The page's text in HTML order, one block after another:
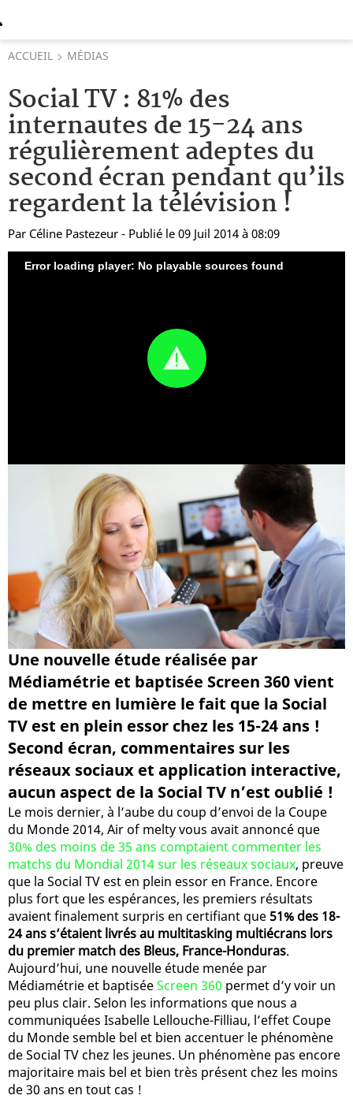
ACCUEIL MÉDIAS
Social TV : 81% des
internautes de 15-24 ans
régulièrement adeptes du
second écran pendant qu’ils
regardent la télévision !
Par Céline Pastezeur - Publié le 09 Juil 2014 à 08:09
Error loading player: No playable sources found
Une nouvelle étude réalisée par
Médiamétrie et baptisée Screen 360 vient
de mettre en lumière le fait que la Social
TV est en plein essor chez les 15-24 ans !
Second écran, commentaires sur les
réseaux sociaux et application interactive,
aucun aspect de la Social TV n’est oublié !
Le mois dernier, à l’aube du coup d’envoi de la Coupe
du Monde 2014, Air of melty vous avait annoncé que
30% des moins de 35 ans comptaient commenter les
matchs du Mondial 2014 sur les réseaux sociaux, preuve
que la Social TV est en plein essor en France. Encore
plus fort que les espérances, les premiers résultats
avaient finalement surpris en certifiant que 51% des 18-
24 ans s’étaient livrés au multitasking multiécrans lors
du premier match des Bleus, France-Honduras.
Aujourd’hui, une nouvelle étude menée par
Médiamétrie et baptiséeScreen 360 permet d’y voir un
peu plus clair. Selon les informations que nous a
communiquées Isabelle Lellouche-Filliau, l’effet Coupe
du Monde semble bel et bien accentuer le phénomène
de Social TV chez les jeunes. Un phénomène pas encore
majoritaire mais bel et bien très présent chez les moins
de 30 ans en tout cas !